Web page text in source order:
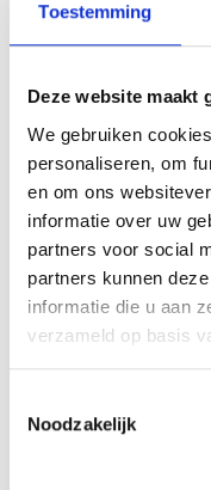
Toestemming
Deze website maakt
We gebruiken
personaliseren, om
en om ons
informatie over uw
partners voor social
partners kunnen
informatie die u aan
verzameld op basis
Noodzakelijk
uitgespeeld en gaan
voorjaarsreeks.
kunnen in de categorie
gewoon doorgang
als gepland staan.
meld dit dan bij
wedstrijdnummer.
Contact en meer
Kijk voor alle informatie
op www.knvb.nl/
jouwverenigingsadviseur
kom je andere
veelgestelde